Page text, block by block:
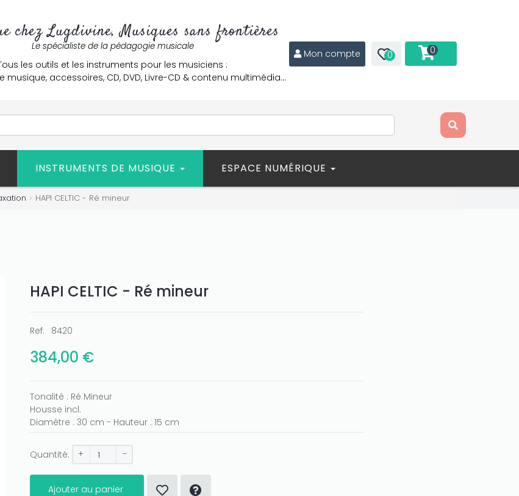
chez Lugdivine, Musiques sans frontières
Le spécialiste de la pédagogie musicale
les outils et les instruments pour les musiciens :
musique, accessoires, CD, DVD, Livre-CD & contenu multimédia…
Mon compte 0 0
INSTRUMENTS DE MUSIQUE ESPACE NUMÉRIQUE
HAPI CELTIC - Ré mineur
HAPI CELTIC - Ré mineur
Ref: 8420
384,00 €
Tonalité : Ré Mineur
Housse incl.
Diamètre : 30 cm - Hauteur : 15 cm
Quantité: + -
Ajouter au panier